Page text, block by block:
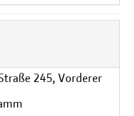
245, Vorderer